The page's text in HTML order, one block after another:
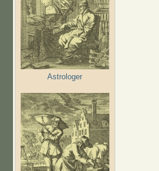
Astrologer